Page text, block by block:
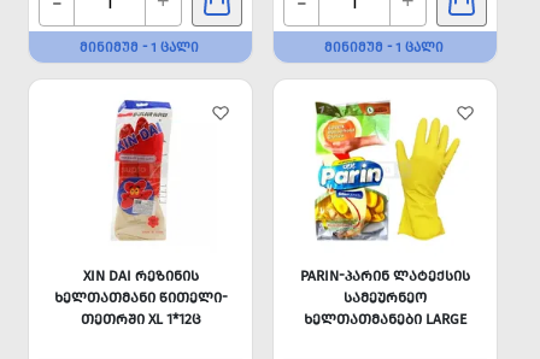
ᲛᲘᲜᲘᲛᲣᲛ - 1 ᲪᲐᲚᲘ ᲛᲘᲜᲘᲛᲣᲛ - 1 ᲪᲐᲚᲘ
XIN DAI ᲠᲔᲖᲘᲜᲘᲡ
ᲮᲔᲚᲗᲐᲗᲛᲐᲜᲘ ᲬᲘᲗᲔᲚᲘ-
ᲗᲔᲗᲠᲨᲘ XL 1*12Ც
PARIN-ᲞᲐᲠᲘᲜ ᲚᲐᲢᲔᲥᲡᲘᲡ
ᲡᲐᲛᲔᲣᲠᲜᲔᲝ
ᲮᲔᲚᲗᲐᲗᲛᲐᲜᲔᲑᲘ LARGE